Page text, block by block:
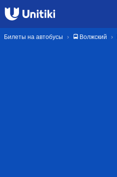
Билеты на автобусы 🚍 Волжский